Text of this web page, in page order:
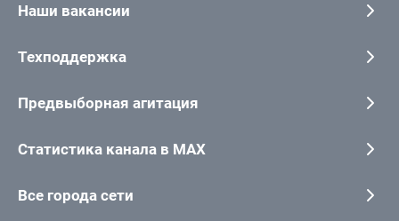
Наши вакансии
Техподдержка
Предвыборная агитация
Статистика канала в MAX
Все города сети